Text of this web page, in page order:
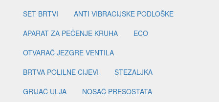
SET BRTVI
ANTI VIBRACIJSKE PODLOŠKE
APARAT ZA PEČENJE KRUHA
ECO
OTVARAČ JEZGRE VENTILA
BRTVA POLILNE CIJEVI
STEZALJKA
GRIJAČ ULJA
NOSAČ PRESOSTATA